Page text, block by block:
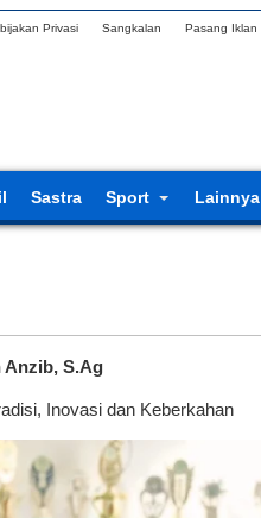
Privasi Sangkalan Pasang Iklan
Sastra Sport Lainnya
Anzib, S.Ag
Inovasi dan Keberkahan